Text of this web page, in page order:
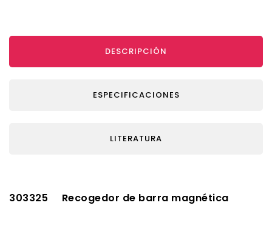
DESCRIPCIÓN
ESPECIFICACIONES
LITERATURA
303325 Recogedor de barra magnética